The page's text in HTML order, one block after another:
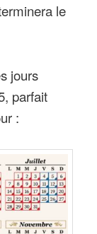
le
jours
parfait
: